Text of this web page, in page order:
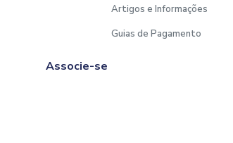
Artigos e Informações
Guias de Pagamento
Associe-se